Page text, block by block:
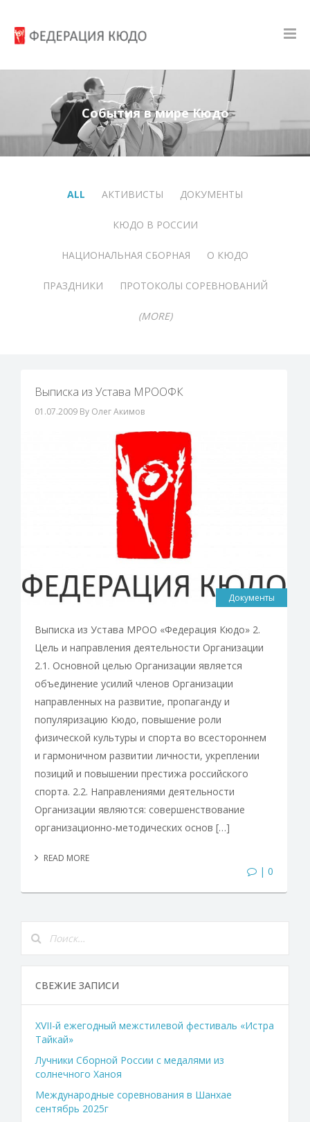
События в мире Кюдо
ALL АКТИВИСТЫ ДОКУМЕНТЫ
КЮДО В РОССИИ
НАЦИОНАЛЬНАЯ СБОРНАЯ О КЮДО
ПРАЗДНИКИ ПРОТОКОЛЫ СОРЕВНОВАНИЙ
(MORE)
Выписка из Устава МРООФК
01.07.2009 By Олег Акимов
Документы
Выписка из Устава МРОО «Федерация Кюдо» 2.
Цель и направления деятельности Организации
2.1. Основной целью Организации является
объединение усилий членов Организации
направленных на развитие, пропаганду и
популяризацию Кюдо, повышение роли
физической культуры и спорта во всестороннем
и гармоничном развитии личности, укреплении
позиций и повышении престижа российского
спорта. 2.2. Направлениями деятельности
Организации являются: совершенствование
организационно-методических основ […]
READ MORE
| 0
СВЕЖИЕ ЗАПИСИ
XVII-й ежегодный межстилевой фестиваль «Истра
Тайкай»
Лучники Сборной России с медалями из
солнечного Ханоя
Международные соревнования в Шанхае
сентябрь 2025г